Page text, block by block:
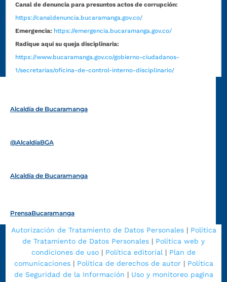
Canal de denuncia para presuntos actos de corrupción:
https://canaldenuncia.bucaramanga.gov.co/
Emergencia: https://emergencia.bucaramanga.gov.co/
Radique aquí su queja disciplinaria:
https://www.bucaramanga.gov.co/gobierno-ciudadanos-
1/secretarias/oficina-de-control-interno-disciplinario/
Alcaldía de Bucaramanga
@AlcaldíaBGA
Alcaldía de Bucaramanga
PrensaBucaramanga
Autorización de Tratamiento de Datos Personales| Política
de Tratamiento de Datos Personales | Política web y
condiciones de uso | Política editorial | Plan de
comunicaciones| Política de derechos de autor| Política
de Seguridad de la Información | Uso y monitoreo pagina